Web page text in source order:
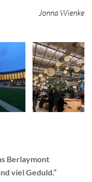
Jonna Wienke
Berlaymont
viel Geduld.”